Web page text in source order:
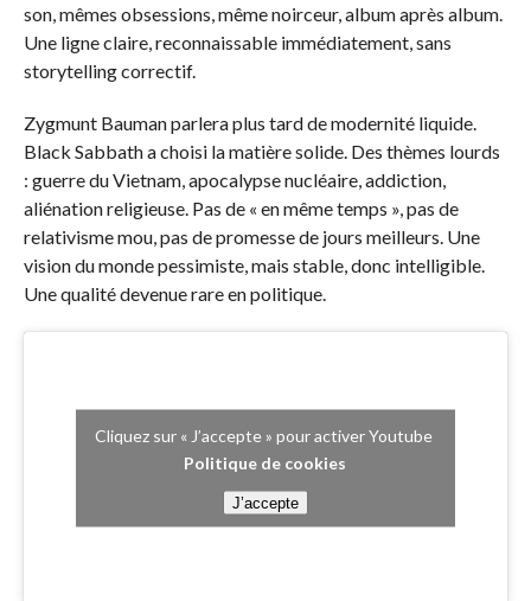
son, mêmes obsessions, même noirceur, album après album.
Une ligne claire, reconnaissable immédiatement, sans
storytelling correctif.
Zygmunt Bauman parlera plus tard de modernité liquide.
Black Sabbath a choisi la matière solide. Des thèmes lourds
: guerre du Vietnam, apocalypse nucléaire, addiction,
aliénation religieuse. Pas de « en même temps », pas de
relativisme mou, pas de promesse de jours meilleurs. Une
vision du monde pessimiste, mais stable, donc intelligible.
Une qualité devenue rare en politique.
Cliquez sur « J’accepte » pour activer Youtube
Politique de cookies
J’accepte